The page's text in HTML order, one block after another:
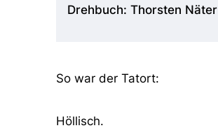
Drehbuch: Thorsten Näter
So war der Tatort:
Höllisch.